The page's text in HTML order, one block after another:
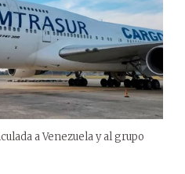
a Venezuela y al grupo